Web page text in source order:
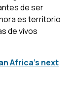
de ser
es territorio
de vivos
Africa’s next